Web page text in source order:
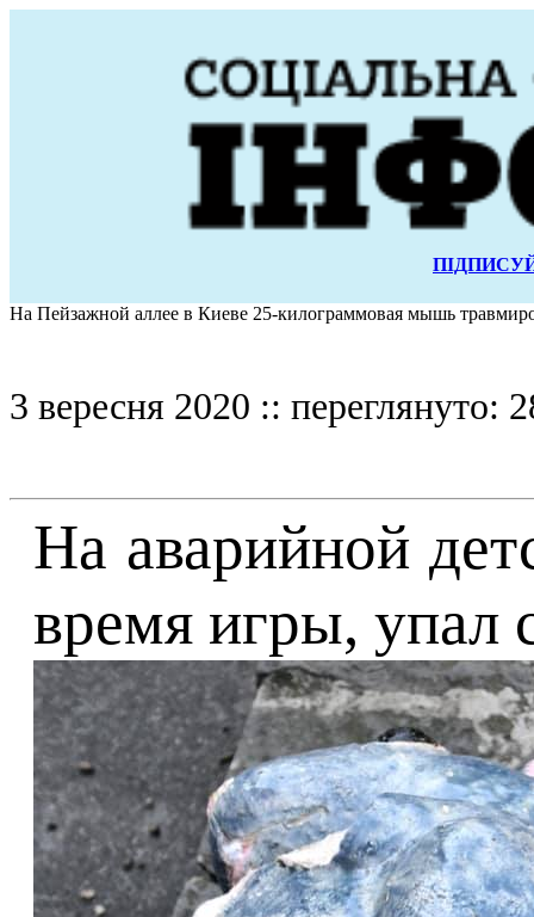
На Пейзажной аллее в Киеве 25-килограммовая мышь
3 вересня 2020 :: переглянуто:
На аварийной
время игры, упал